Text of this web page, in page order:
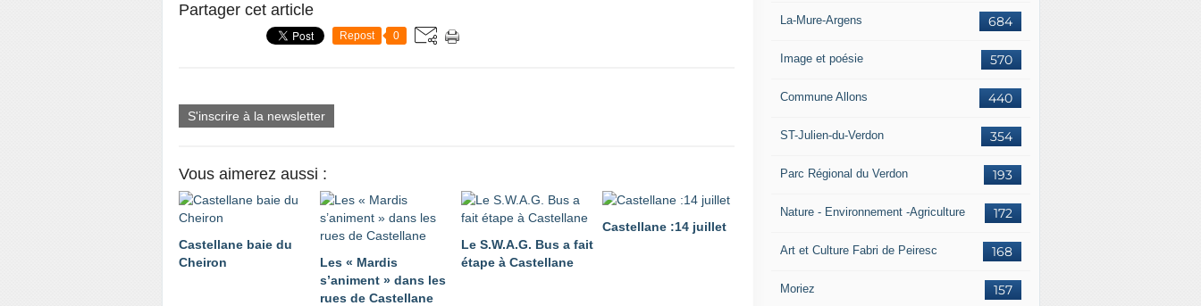
Partager cet article
Repost 0
S'inscrire à la newsletter
Vous aimerez aussi :
Castellane baie du
Cheiron
Les « Mardis
s’animent » dans les
rues de Castellane
Le S.W.A.G. Bus a fait
étape à Castellane
Castellane :14 juillet
684
La-Mure-Argens
570
Image et poésie
440
Commune Allons
354
ST-Julien-du-Verdon
193
Parc Régional du Verdon
172
Nature - Environnement -Agriculture
168
Art et Culture Fabri de Peiresc
157
Moriez